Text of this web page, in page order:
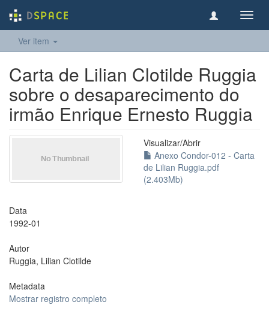
Ver item
Carta de Lilian Clotilde Ruggia
sobre o desaparecimento do
irmão Enrique Ernesto Ruggia
Visualizar/Abrir
Anexo Condor-012 - Carta
de Lilian Ruggia.pdf
(2.403Mb)
Data
1992-01
Autor
Ruggia, Lilian Clotilde
Metadata
Mostrar registro completo